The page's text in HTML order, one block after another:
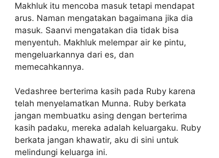
Makhluk itu mencoba masuk tetapi mendapat
arus. Naman mengatakan bagaimana jika dia
masuk. Saanvi mengatakan dia tidak bisa
menyentuh. Makhluk melempar air ke pintu,
mengeluarkannya dari es, dan
memecahkannya.
Vedashree berterima kasih pada Ruby karena
telah menyelamatkan Munna. Ruby berkata
jangan membuatku asing dengan berterima
kasih padaku, mereka adalah keluargaku. Ruby
berkata jangan khawatir, aku di sini untuk
melindungi keluarga ini.